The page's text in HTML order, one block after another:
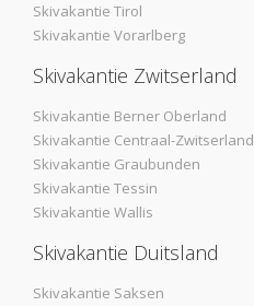
Skivakantie Tirol
Skivakantie Vorarlberg
Skivakantie Zwitserland
Skivakantie Berner Oberland
Skivakantie Centraal-Zwitserland
Skivakantie Graubunden
Skivakantie Tessin
Skivakantie Wallis
Skivakantie Duitsland
Skivakantie Saksen